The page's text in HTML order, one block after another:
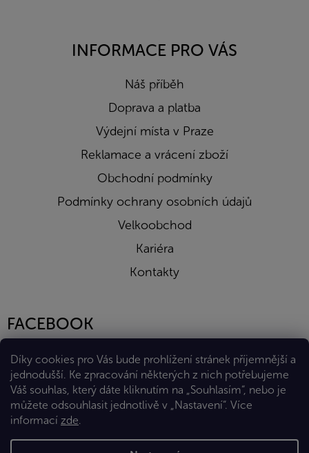
Díky cookies pro Vás bude prohlížení stránek příjemnější a
jednodušší. Ke zpracování některých z nich potřebujeme
Váš souhlas, který dáte kliknutím na „Souhlasím“, nebo je
můžete odsouhlasit jednotlivě v „Nastavení“. Více
informací zde.
INFORMACE PRO VÁS
Náš příběh
Doprava a platba
Výdejní místa v Praze
Reklamace a vrácení zboží
Obchodní podmínky
Podmínky ochrany osobních údajů
Velkoobchod
Kariéra
Kontakty
FACEBOOK
Vytvořil Shoptet Premium